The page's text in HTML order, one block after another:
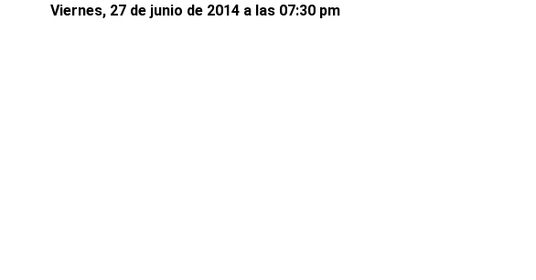
Viernes, 27 de junio de 2014 a las 07:30 pm